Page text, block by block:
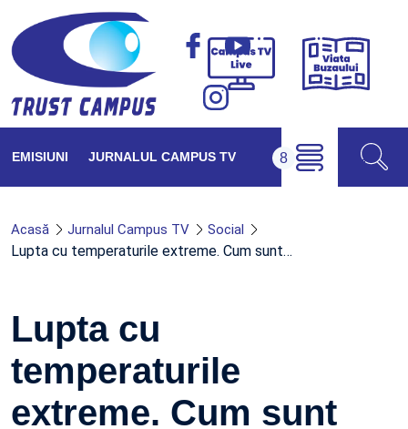
Campus
Viața
EMISIUNI JURNALUL CAMPUS TV
Acasă Jurnalul Campus TV Social
Lupta cu temperaturile extreme. Cum sunt…
Lupta cu
temperaturile
extreme. Cum sunt